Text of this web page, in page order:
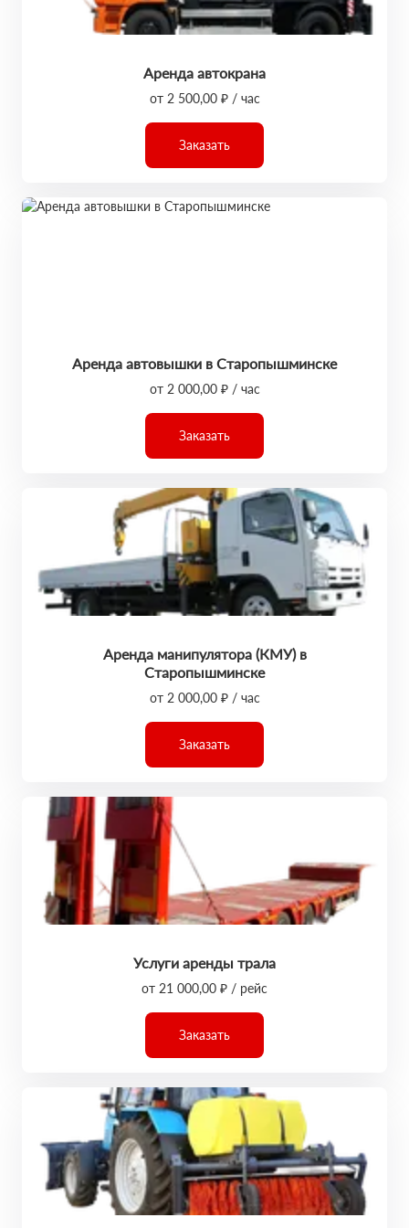
Аренда автокрана
от 2 500,00 ₽ / час
Заказать
Аренда автовышки в Старопышминске
от 2 000,00 ₽ / час
Заказать
Аренда манипулятора (КМУ) в
Старопышминске
от 2 000,00 ₽ / час
Заказать
Услуги аренды трала
от 21 000,00 ₽ / рейс
Заказать